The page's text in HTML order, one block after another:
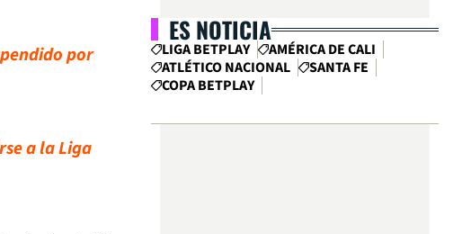
por
a la Liga
ES NOTICIA
LIGA BETPLAY
AMÉRICA DE CALI
ATLÉTICO NACIONAL
SANTA FE
COPA BETPLAY